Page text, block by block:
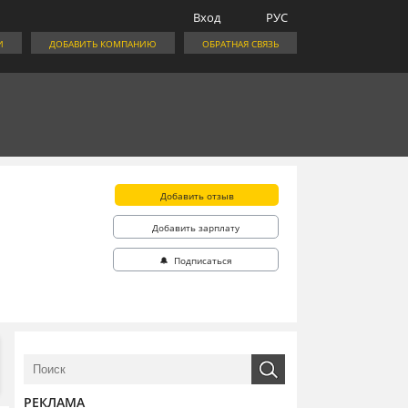
РУС
Вход
ОБРАТНАЯ СВЯЗЬ
ДОБАВИТЬ КОМПАНИЮ
Добавить отзыв
Добавить зарплату
🔔 Подписаться
РЕКЛАМА